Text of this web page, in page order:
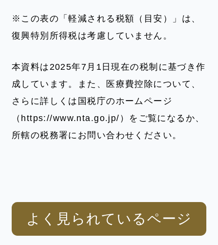
※この表の「軽減される税額（目安）」は、
復興特別所得税は考慮していません。
本資料は2025年7月1日現在の税制に基づき作
成しています。また、医療費控除について、
さらに詳しくは国税庁のホームページ
（ https://www.nta.go.jp/ ）をご覧になるか、
所轄の税務署にお問い合わせください。
よく見られているページ